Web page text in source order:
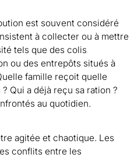
est souvent considéré
à collecter ou à mettre
tels que des colis
ou des entrepôts situés à
famille reçoit quelle
Qui a déjà reçu sa ration ?
au quotidien.
agitée et chaotique. Les
conflits entre les